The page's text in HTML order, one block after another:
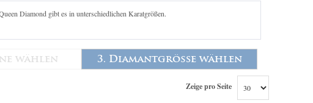
Diamond gibt es in unterschiedlichen Karatgrößen.
wählen 3. Diamantgröße wählen
Zeige pro Seite